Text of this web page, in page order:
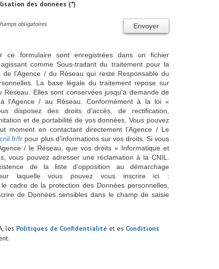
des données (*)
Envoyer
obligatoires
ce formulaire sont enregistrées dans un fichier
comme Sous-traitant du traitement pour la
de l'Agence / du Réseau qui reste Responsable du
La base légale du traitement repose sur
Elles sont conservées jusqu'à demande de
l'Agence / au Réseau. Conformément à la loi «
disposez des droits d’accès, de rectification,
et de portabilité de vos données. Vous pouvez
moment en contactant directement l’Agence / Le
fr pour plus d’informations sur vos droits. Si vous
/ le Réseau, que vos droits « Informatique et
vous pouvez adresser une réclamation à la CNIL.
de la liste d'opposition au démarchage
laquelle vous pouvez vous inscrire ici :
cadre de la protection des Données personnelles,
de Données sensibles dans le champ de saisie
les Politiques de Confidentialité et es Conditions